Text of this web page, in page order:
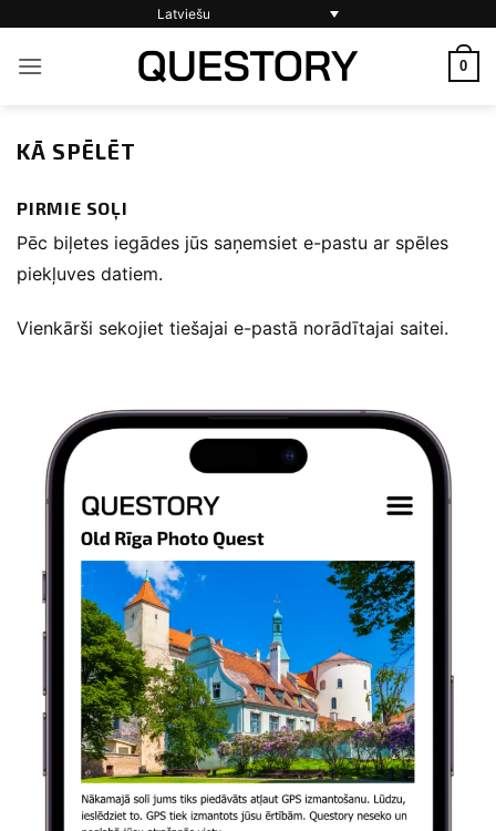
content
Latviešu
0
KĀ SPĒLĒT
PIRMIE SOĻI
Pēc biļetes iegādes jūs saņemsiet e-pastu ar spēles
piekļuves datiem.
Vienkārši sekojiet tiešajai e-pastā norādītajai saitei.